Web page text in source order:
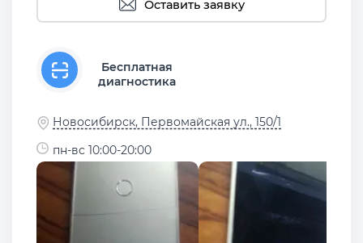
Оставить заявку
Бесплатная
диагностика
Новосибирск, Первомайская ул., 150/1
пн-вс 10:00-20:00